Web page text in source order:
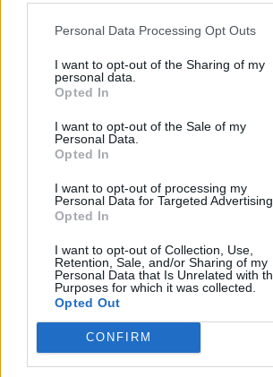
Personal Data Processing Opt Outs
I want to opt-out of the Sharing of my
personal data.
Opted In
I want to opt-out of the Sale of my
Personal Data.
Opted In
I want to opt-out of processing my
Personal Data for Targeted Advertising.
Opted In
I want to opt-out of Collection, Use,
Retention, Sale, and/or Sharing of my
Personal Data that Is Unrelated with
Purposes for which it was collected.
Opted Out
CONFIRM
Στο 11,2% μειώθηκε η
εφέτος
Απεργία
πλοία
Ούρσουλα φον ντερ
Λάιεν: Μπορούν να
δοθούν έως και 2,2 δις
ευρώ στην Ελλάδα –…
για τα
ΠΡΟΗΓΟΎΜΕΝΗ ΣΕΛΊΔΑ ΕΠΌΜΕΝΗ ΣΕΛΊΔΑ